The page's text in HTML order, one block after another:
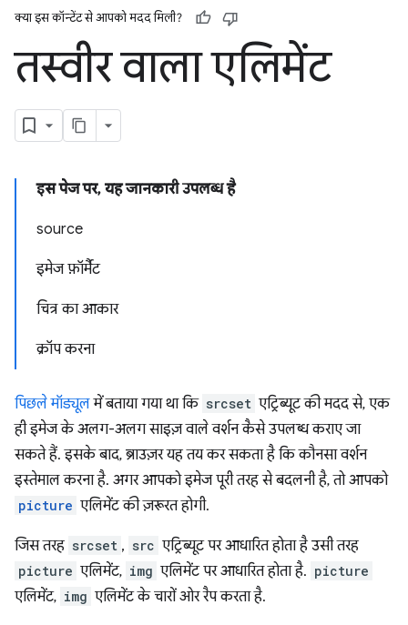
क्या इस कॉन्टेंट से आपको मदद मिली?
तस्वीर वाला एलिमेंट
इस पेज पर, यह जानकारी उपलब्ध है
source
इमेज फ़ॉर्मैट
चित्र का आकार
क्रॉप करना
पिछले मॉड्यूलमें बताया गया था कि srcset एट्रिब्यूट की मदद से, एक
ही इमेज के अलग-अलग साइज़ वाले वर्शन कैसे उपलब्ध कराए जा
सकते हैं. इसके बाद, ब्राउज़र यह तय कर सकता है कि कौनसा वर्शन
इस्तेमाल करना है. अगर आपको इमेज पूरी तरह से बदलनी है, तो आपको
picture एलिमेंट की ज़रूरत होगी.
जिस तरह srcset , src एट्रिब्यूट पर आधारित होता है उसी तरह
picture एलिमेंट, img एलिमेंट पर आधारित होता है. picture
एलिमेंट, img एलिमेंट के चारों ओर रैप करता है.